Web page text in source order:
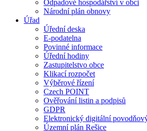
Odpadové hospodářství v obci
Národní plán obnovy
Úřad
Úřední deska
E-podatelna
Povinné informace
Úřední hodiny
Zastupitelstvo obce
Klikací rozpočet
Výběrové řízení
Czech POINT
Ověřování listin a podpisů
GDPR
Elektronický digitální
Územní plán Rešice